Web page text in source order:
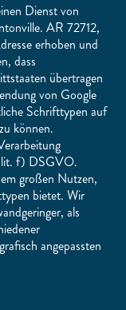
Dienst von
AR 72712,
erhoben und
dass
übertragen
von Google
Schrifttypen auf
können.
lit. f) DSGVO.
großen Nutzen,
bietet. Wir
als
angepassten